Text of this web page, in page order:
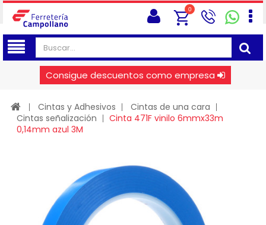
0
Consigue descuentos como empresa
Cintas y Adhesivos
Cintas de una cara
Cintas señalización
Cinta 471F vinilo 6mmx33m
0,14mm azul 3M